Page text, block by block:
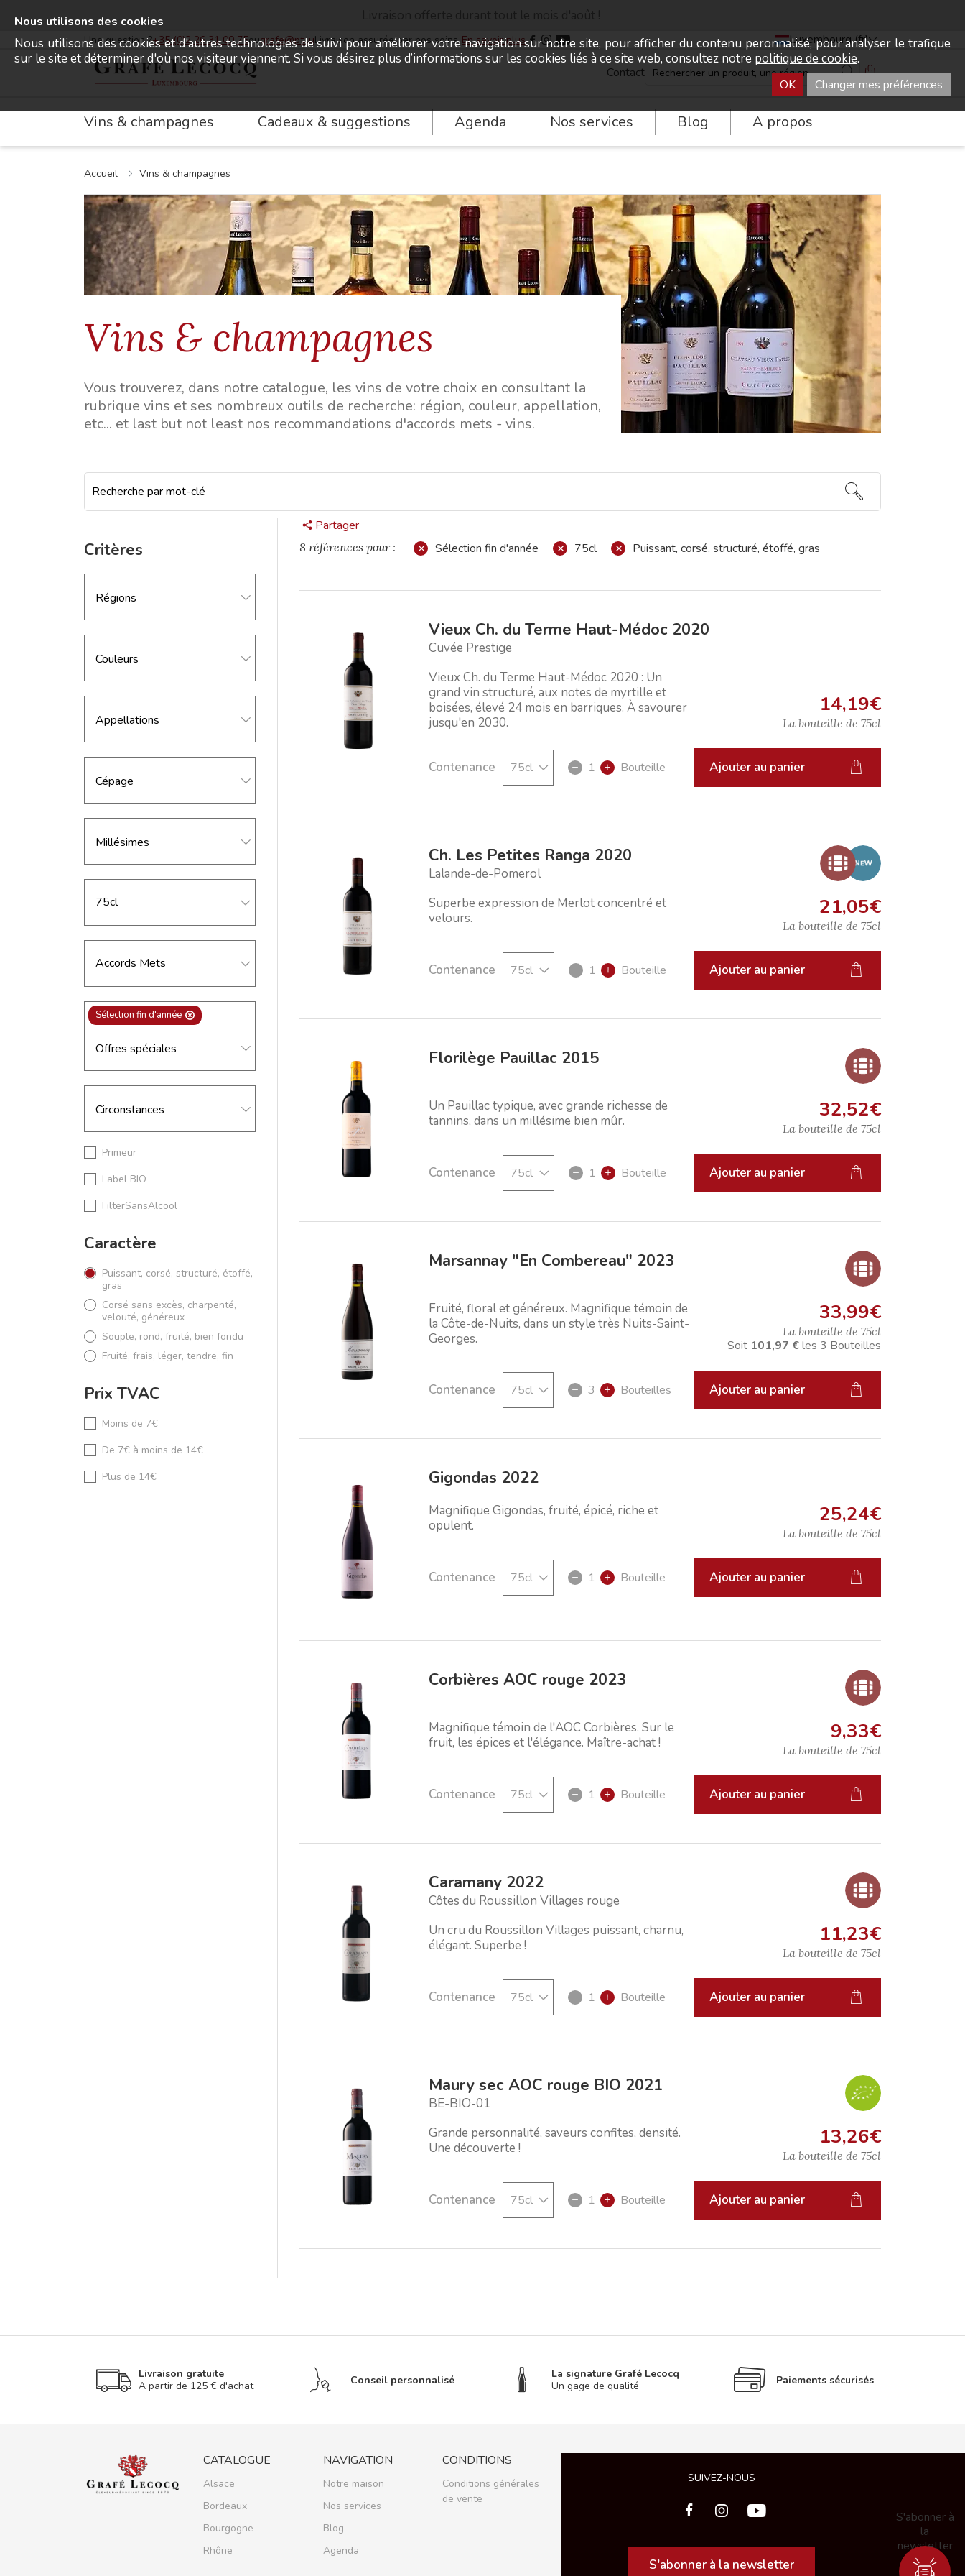
Une question ?+35 (0)2 26 31 00 75ougrafe@pt.luLivraison assurée par nos soins En savoir plus Luxembourg (fr)
Contact 0
Vins & champagnes Cadeaux & suggestions Agenda Nos services Blog A propos
Accueil Vins & champagnes
Vins & champagnes
Vous trouverez, dans notre catalogue, les vins de votre choix en consultant la
rubrique vins et ses nombreux outils de recherche: région, couleur, appellation,
etc... et last but not least nos recommandations d'accords mets - vins.
Critères
Sélection fin d'année
Primeur
Label BIO
FilterSansAlcool
Caractère
Puissant, corsé, structuré, étoffé,
gras
Corsé sans excès, charpenté,
velouté, généreux
Souple, rond, fruité, bien fondu
Fruité, frais, léger, tendre, fin
Prix TVAC
Moins de 7€
De 7€ à moins de 14€
Plus de 14€
Partager
8 références pour : Sélection fin d'année 75cl Puissant, corsé, structuré, étoffé, gras
Vieux Ch. du Terme Haut-Médoc 2020
Cuvée Prestige
Vieux Ch. du Terme Haut-Médoc 2020 : Un
grand vin structuré, aux notes de myrtille et
boisées, élevé 24 mois en barriques. À savourer
jusqu'en 2030.
14,19€
La bouteille de 75cl
Contenance 1 Bouteille Ajouter au panier
Ch. Les Petites Ranga 2020
Lalande-de-Pomerol
Superbe expression de Merlot concentré et
velours.
21,05€
La bouteille de 75cl
Contenance 1 Bouteille Ajouter au panier
Florilège Pauillac 2015
Un Pauillac typique, avec grande richesse de
tannins, dans un millésime bien mûr.
32,52€
La bouteille de 75cl
Contenance 1 Bouteille Ajouter au panier
Marsannay "En Combereau" 2023
Fruité, floral et généreux. Magnifique témoin de
la Côte-de-Nuits, dans un style très Nuits-Saint-
Georges.
33,99€
La bouteille de 75cl
Soit 101,97 €les 3 Bouteilles
Contenance 3 Bouteilles Ajouter au panier
Gigondas 2022
Magnifique Gigondas, fruité, épicé, riche et
opulent.
25,24€
La bouteille de 75cl
Contenance 1 Bouteille Ajouter au panier
Corbières AOC rouge 2023
Magnifique témoin de l'AOC Corbières. Sur le
fruit, les épices et l'élégance. Maître-achat !
9,33€
La bouteille de 75cl
Contenance 1 Bouteille Ajouter au panier
Caramany 2022
Côtes du Roussillon Villages rouge
Un cru du Roussillon Villages puissant, charnu,
élégant. Superbe !
11,23€
La bouteille de 75cl
Contenance 1 Bouteille Ajouter au panier
Maury sec AOC rouge BIO 2021
BE-BIO-01
Grande personnalité, saveurs confites, densité.
Une découverte !
13,26€
La bouteille de 75cl
Contenance 1 Bouteille Ajouter au panier
Livraison gratuite
A partir de 125 € d'achat
Conseil personnalisé
La signature Grafé Lecocq
Un gage de qualité
Paiements sécurisés
SUIVEZ-NOUS
S'abonner à la newsletter
CATALOGUE
Alsace
Bordeaux
Bourgogne
Rhône
NAVIGATION
Notre maison
Nos services
Blog
Agenda
CONDITIONS
Conditions générales
de vente
S'abonner à
la
newsletter
Nous utilisons des cookies
Nous utilisons des cookies et d'autres technologies de suivi pour améliorer votre navigation sur notre site, pour afficher du contenu peronnalisé, pour analyser le trafique
sur le site et déterminer d'où nos visiteur viennent. Si vous désirez plus d’informations sur les cookies liés à ce site web, consultez notre politique de cookie.
OK Changer mes préférences